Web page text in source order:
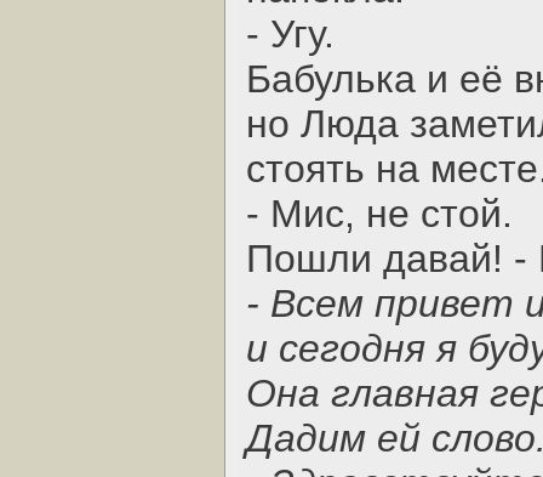
- Угу.
Бабулька и её
но Люда
стоять на
- Мис, не стой.
Пошли давай!
- Всем привет
и сегодня я
Она главная
Дадим ей